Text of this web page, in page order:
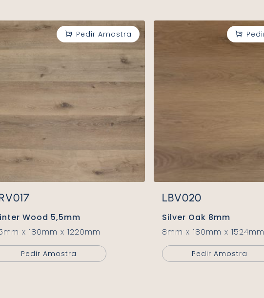
Winter Wood 5,5mm
x 180mm x 1220mm
Pedir Amostra
LBV020
Silver Oak 8mm
8mm x 180mm x 1524mm
Pedir Amostra